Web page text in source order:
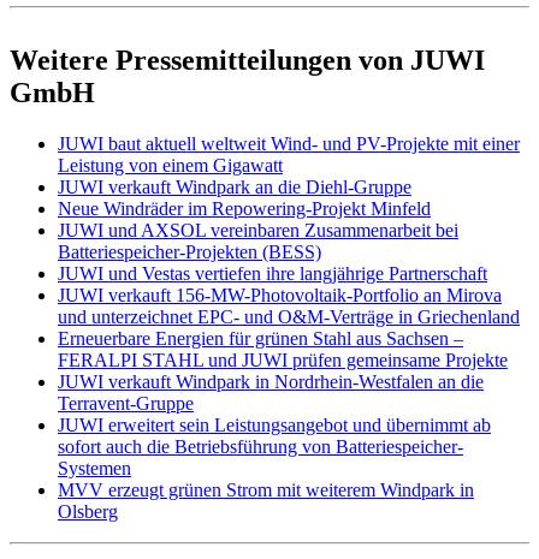
Weitere Pressemitteilungen von JUWI
GmbH
JUWI baut aktuell weltweit Wind- und PV-Projekte mit einer
Leistung von einem Gigawatt
JUWI verkauft Windpark an die Diehl-Gruppe
Neue Windräder im Repowering-Projekt Minfeld
JUWI und AXSOL vereinbaren Zusammenarbeit bei
Batteriespeicher-Projekten (BESS)
JUWI und Vestas vertiefen ihre langjährige Partnerschaft
JUWI verkauft 156-MW-Photovoltaik-Portfolio an Mirova
und unterzeichnet EPC- und O&M-Verträge in Griechenland
Erneuerbare Energien für grünen Stahl aus Sachsen –
FERALPI STAHL und JUWI prüfen gemeinsame Projekte
JUWI verkauft Windpark in Nordrhein-Westfalen an die
Terravent-Gruppe
JUWI erweitert sein Leistungsangebot und übernimmt ab
sofort auch die Betriebsführung von Batteriespeicher-
Systemen
MVV erzeugt grünen Strom mit weiterem Windpark in
Olsberg